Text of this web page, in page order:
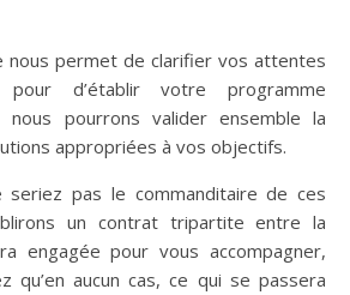
nous permet de clarifier vos attentes
d’établir votre programme
nous pourrons valider ensemble la
appropriées à vos objectifs.
seriez pas le commanditaire de ces
un contrat tripartite entre la
engagée pour vous accompagner,
qu’en aucun cas, ce qui se passera